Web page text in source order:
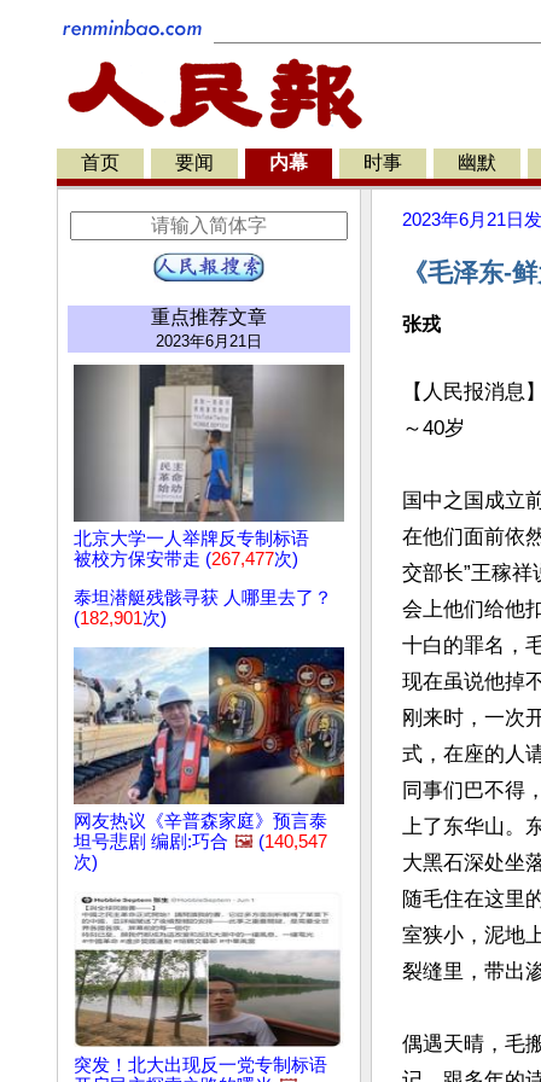
首页 要闻 内幕 时事 幽默
重点推荐文章
2023年6月21日
北京大学一人举牌反专制标语
被校方保安带走 (267,477次)
泰坦潜艇残骸寻获 人哪里去了？
(182,901次)
网友热议《辛普森家庭》预言泰
坦号悲剧 编剧:巧合 🖼️ (140,547
次)
突发！北大出现反一党专制标语
2023年6月21日
《毛泽东-
张戎
【人民报消息
～40岁
国中之国成立
在他们面前依
交部长”王稼祥
会上他们给他
十白的罪名，
现在虽说他掉
刚来时，一次
式，在座的人
同事们巴不得
上了东华山。
大黑石深处坐
随毛住在这里
室狭小，泥地
裂缝里，带出
偶遇天晴，毛